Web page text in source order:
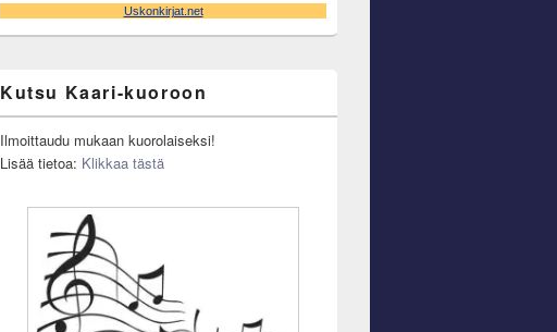
Kutsu Kaari-kuoroon
Ilmoittaudu mukaan kuorolaiseksi!
Lisää tietoa: Klikkaa tästä